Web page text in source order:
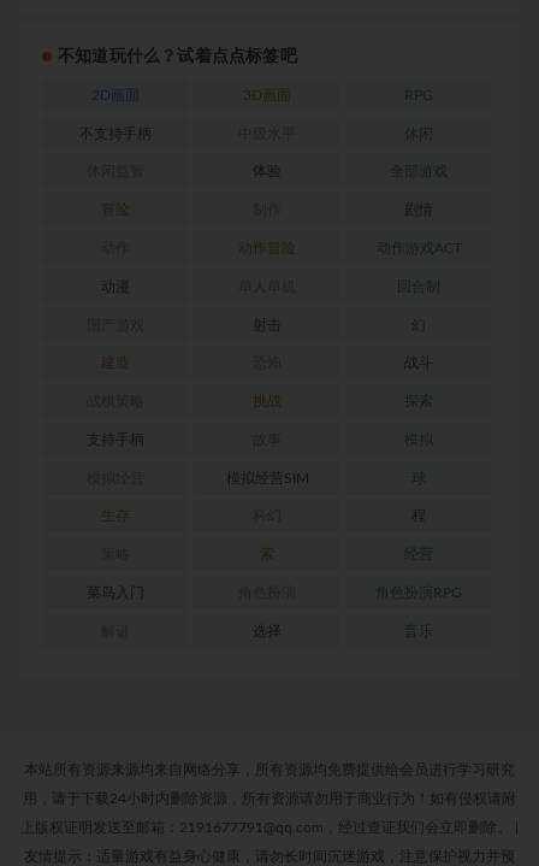
不知道玩什么？试着点点标签吧
2D画面 3D画面 RPG
不支持手柄 休闲
体验 全部游戏
冒险 剧情
动作冒险 动作游戏ACT
动漫 回合制
射击 幻
建造 战斗
挑战 探索
支持手柄 模拟
模拟经营SIM 球
生存 程
索 经营
菜鸟入门 角色扮演RPG
选择 音乐
本站所有资源来源均来自网络分享，所有资源均免费提供给会员进行学习研究
用，请于下载24小时内删除资源，所有资源请勿用于商业行为！如有侵权请附
上版权证明发送至邮箱：2191677791@qq.com，经过查证我们会立即删除。
友情提示：适量游戏有益身心健康，请勿长时间沉迷游戏，注意保护视力并预